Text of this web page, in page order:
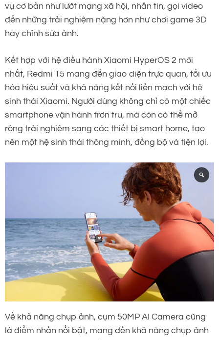
vụ cơ bản như lướt mạng xã hội, nhắn tin, gọi video
đến những trải nghiệm nặng hơn như chơi game 3D
hay chỉnh sửa ảnh.
Kết hợp với hệ điều hành Xiaomi HyperOS 2 mới
nhất, Redmi 15 mang đến giao diện trực quan, tối ưu
hóa hiệu suất và khả năng kết nối liền mạch với hệ
sinh thái Xiaomi. Người dùng không chỉ có một chiếc
smartphone vận hành trơn tru, mà còn có thể mở
rộng trải nghiệm sang các thiết bị smart home, tạo
nên một hệ sinh thái thông minh, đồng bộ và tiện lợi.
Về khả năng chụp ảnh, cụm 50MP AI Camera cũng
là điểm nhấn nổi bật, mang đến khả năng chụp ảnh